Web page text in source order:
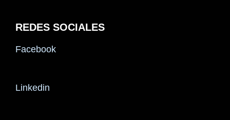
REDES SOCIALES
Facebook
Linkedin